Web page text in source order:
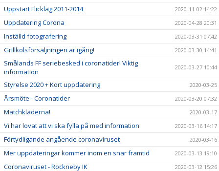
Uppstart Flicklag 2011-2014 2020-11-02 14:22
Uppdatering Corona 2020-04-28 20:31
Inställd fotografering 2020-03-31 07:42
Grillkolsförsäljningen är igång! 2020-03-30 14:41
Smålands FF seriebesked i coronatider! Viktig
information
2020-03-27 10:44
Styrelse 2020 + Kort uppdatering 2020-03-25
Årsmöte - Coronatider 2020-03-20 07:32
Matchkläderna! 2020-03-17
Vi har lovat att vi ska fylla på med information 2020-03-16 14:17
Förtydligande angående coronaviruset 2020-03-16
Mer uppdateringar kommer inom en snar framtid 2020-03-13 19:10
Coronaviruset - Rockneby IK 2020-03-12 15:26